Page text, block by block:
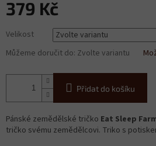
379 Kč
cena:
Velikost
Můžeme doručit do: Zvolte variantu
Přidat do košíku
Pánské zemědělské tričko Eat Sleep
tričko svému zemědělcovi. Triko s